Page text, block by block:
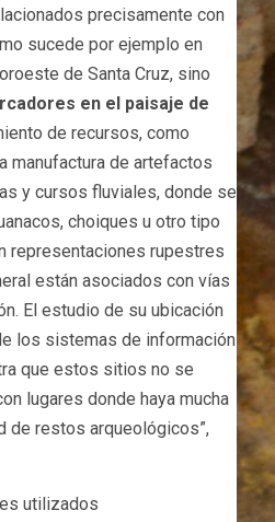
precisamente con
sucede por ejemplo en
de Santa Cruz, sino
en el paisaje de
de recursos, como
manufactura de artefactos
y cursos fluviales, donde se
choiques u otro tipo
representaciones rupestres
están asociados con vías
El estudio de su ubicación
los sistemas de información
que estos sitios no se
lugares donde haya mucha
de restos arqueológicos”,
utilizados